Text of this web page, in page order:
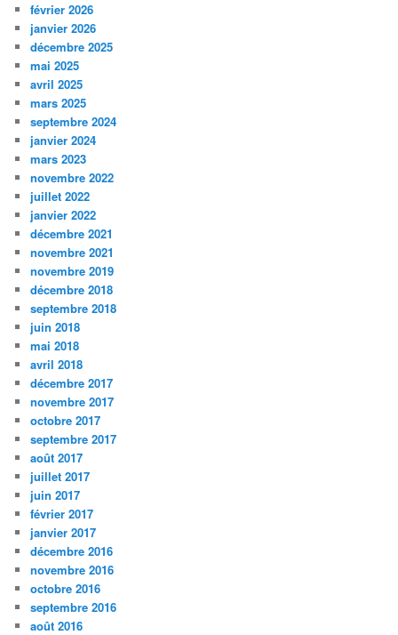
février 2026
janvier 2026
décembre 2025
mai 2025
avril 2025
mars 2025
septembre 2024
janvier 2024
mars 2023
novembre 2022
juillet 2022
janvier 2022
décembre 2021
novembre 2021
novembre 2019
décembre 2018
septembre 2018
juin 2018
mai 2018
avril 2018
décembre 2017
novembre 2017
octobre 2017
septembre 2017
août 2017
juillet 2017
juin 2017
février 2017
janvier 2017
décembre 2016
novembre 2016
octobre 2016
septembre 2016
août 2016